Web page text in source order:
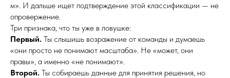
м». И дальше ищет подтверждение этой классификации — не
опровержение.
Три признака, что ты уже в ловушке:
Первый. Ты слышишь возражение от команды и думаешь
«они просто не понимают масштаба». Не «может, они
правы», а именно «не понимают».
Второй. Ты собираешь данные для принятия решения, но